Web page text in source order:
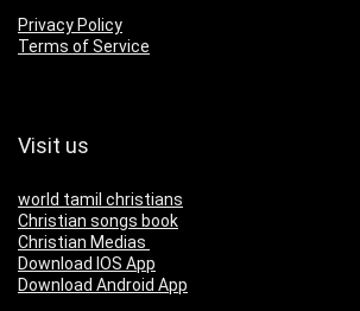
Privacy Policy
Terms of Service
Visit us
world tamil christians
Christian songs book
Christian Medias
Download IOS App
Download Android App